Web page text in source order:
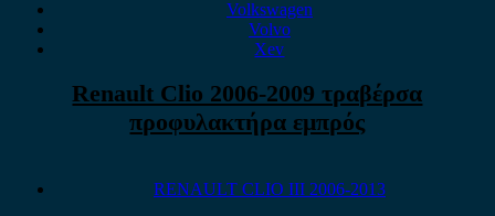
Volkswagen
Volvo
Xev
Renault Clio 2006-2009 τραβέρσα
προφυλακτήρα εμπρός
RENAULT CLIO III 2006-2013